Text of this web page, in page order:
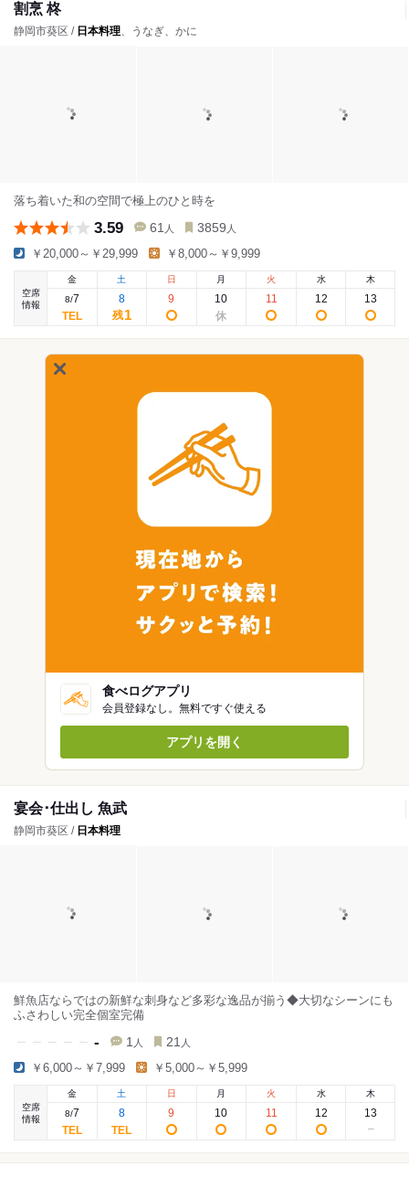
割烹 柊
静岡市葵区 / 日本料理、うなぎ、かに
落ち着いた和の空間で極上のひと時を
3.59 61 人 3859 人
￥20,000～￥29,999 ￥8,000～￥9,999
空席
情報
金
8/7
土
8
残1
日
9
月
10
火
11
水
12
木
13
食べログアプリ
会員登録なし。無料ですぐ使える
アプリを開く
宴会･仕出し 魚武
静岡市葵区 / 日本料理
鮮魚店ならではの新鮮な刺身など多彩な逸品が揃う◆大切なシーンにも
ふさわしい完全個室完備
- 1 人 21 人
￥6,000～￥7,999 ￥5,000～￥5,999
空席
情報
金
8/7
土
8
日
9
月
10
火
11
水
12
木
13